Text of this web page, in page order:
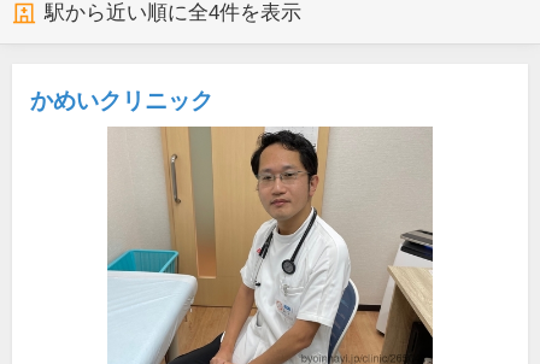
駅から近い順に全4件を表示
かめいクリニック